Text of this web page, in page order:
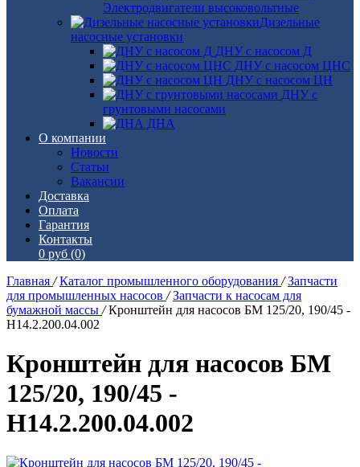
Электродвигатели высоковольтные
Дизельные
насосные установки
ДНУ с насосом Д
ДНУ с насосом ЦНС
ДНУ с насосом ЦН
ДНУ с
грунтовыми насосами
ДНА
О компании
Новости
Статьи
Вакансии
Доставка
Оплата
Гарантия
Контакты
0 руб (0)
Главная / Каталог промышленного оборудования / Запчасти
для промышленных насосов / Запчасти к насосам для
бумажной массы / Кронштейн для насосов БМ 125/20, 190/45 -
Н14.2.200.04.002
Кронштейн для насосов БМ
125/20, 190/45 -
Н14.2.200.04.002